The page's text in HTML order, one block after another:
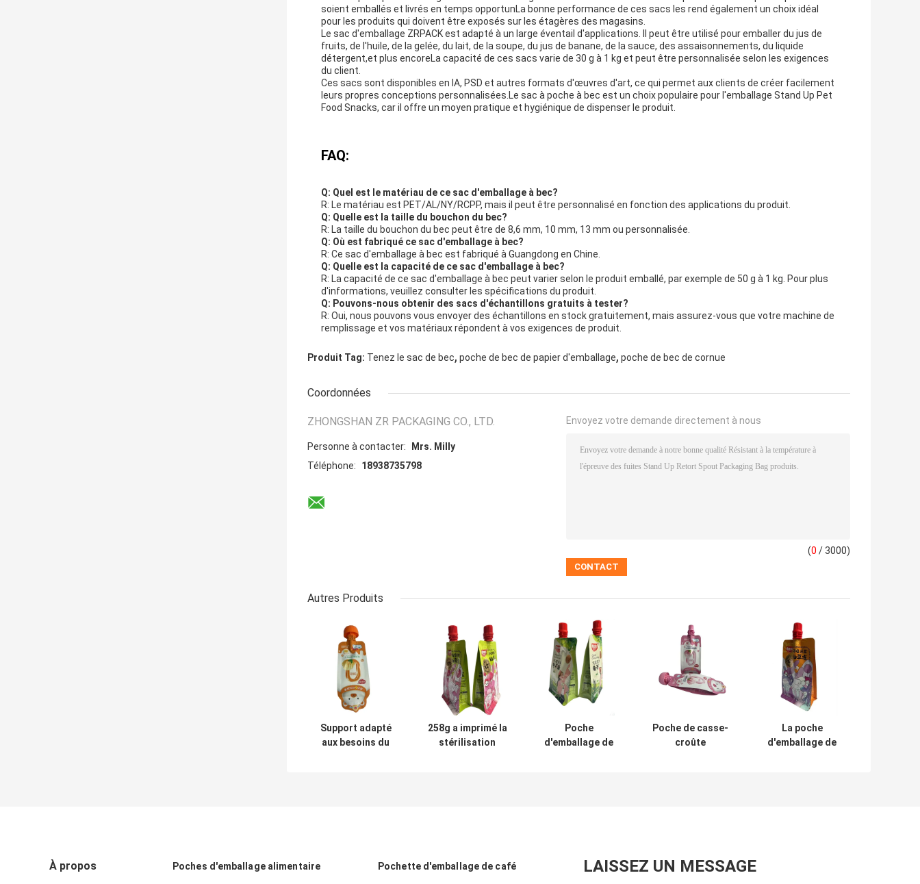
soient emballés et livrés en temps opportunLa bonne performance de ces sacs les rend également un choix idéal
pour les produits qui doivent être exposés sur les étagères des magasins.
Le sac d'emballage ZRPACK est adapté à un large éventail d'applications. Il peut être utilisé pour emballer du jus de
fruits, de l'huile, de la gelée, du lait, de la soupe, du jus de banane, de la sauce, des assaisonnements, du liquide
détergent,et plus encoreLa capacité de ces sacs varie de 30 g à 1 kg et peut être personnalisée selon les exigences
du client.
Ces sacs sont disponibles en IA, PSD et autres formats d'œuvres d'art, ce qui permet aux clients de créer facilement
leurs propres conceptions personnalisées.Le sac à poche à bec est un choix populaire pour l'emballage Stand Up Pet
Food Snacks, car il offre un moyen pratique et hygiénique de dispenser le produit.
FAQ:
Q: Quel est le matériau de ce sac d'emballage à bec?
R: Le matériau est PET/AL/NY/RCPP, mais il peut être personnalisé en fonction des applications du produit.
Q: Quelle est la taille du bouchon du bec?
R: La taille du bouchon du bec peut être de 8,6 mm, 10 mm, 13 mm ou personnalisée.
Q: Où est fabriqué ce sac d'emballage à bec?
R: Ce sac d'emballage à bec est fabriqué à Guangdong en Chine.
Q: Quelle est la capacité de ce sac d'emballage à bec?
R: La capacité de ce sac d'emballage à bec peut varier selon le produit emballé, par exemple de 50 g à 1 kg. Pour plus
d'informations, veuillez consulter les spécifications du produit.
Q: Pouvons-nous obtenir des sacs d'échantillons gratuits à tester?
R: Oui, nous pouvons vous envoyer des échantillons en stock gratuitement, mais assurez-vous que votre machine de
remplissage et vos matériaux répondent à vos exigences de produit.
Produit Tag: Tenez le sac de bec, poche de bec de papier d'emballage, poche de bec de cornue
Coordonnées
ZHONGSHAN ZR PACKAGING CO., LTD.
Personne à contacter:
Mrs. Milly
Téléphone:
18938735798
Envoyez votre demande directement à nous
(0 / 3000)
Autres Produits
Support adapté
aux besoins du
258g a imprimé la
stérilisation
Poche
d'emballage de
Poche de casse-
croûte
La poche
d'emballage de
À propos Poches d'emballage alimentaire Pochette d'emballage de café LAISSEZ UN MESSAGE